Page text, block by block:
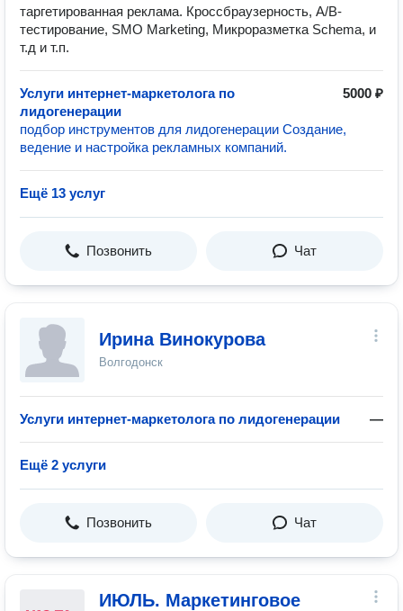
таргетированная реклама. Кроссбраузерность, A/B-
тестирование, SMO Marketing, Микроразметка Schema, и
т.д и т.п.
Услуги интернет-маркетолога по
лидогенерации
5000 ₽
подбор инструментов для лидогенерации Создание,
ведение и настройка рекламных компаний.
Ещё 13 услуг
Позвонить Чат
Ирина Винокурова
Волгодонск
Услуги интернет-маркетолога по лидогенерации —
Ещё 2 услуги
Позвонить Чат
ИЮЛЬ. Маркетинговое